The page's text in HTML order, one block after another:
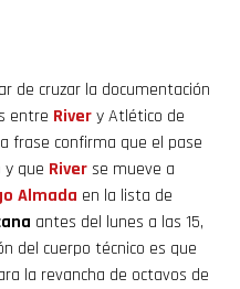
de cruzar la documentación
entre Rivery Atlético de
frase confirma que el pase
y que Riverse mueve a
Almada en la lista de
antes del lunes a las 15,
del cuerpo técnico es que
la revancha de octavos de